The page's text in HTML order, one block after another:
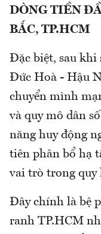
DÒNG TIỀN
BẮC, TP.HCM
Đặc biệt, sau khi
Đức Hoà - Hậu
chuyển mình
và quy mô dân
năng huy động
tiên phân bổ hạ
vai trò trong quy
Đây chính là bệ
ranh TP.HCM